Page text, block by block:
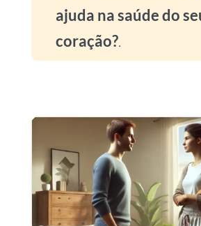
ajuda na saúde do
coração?.